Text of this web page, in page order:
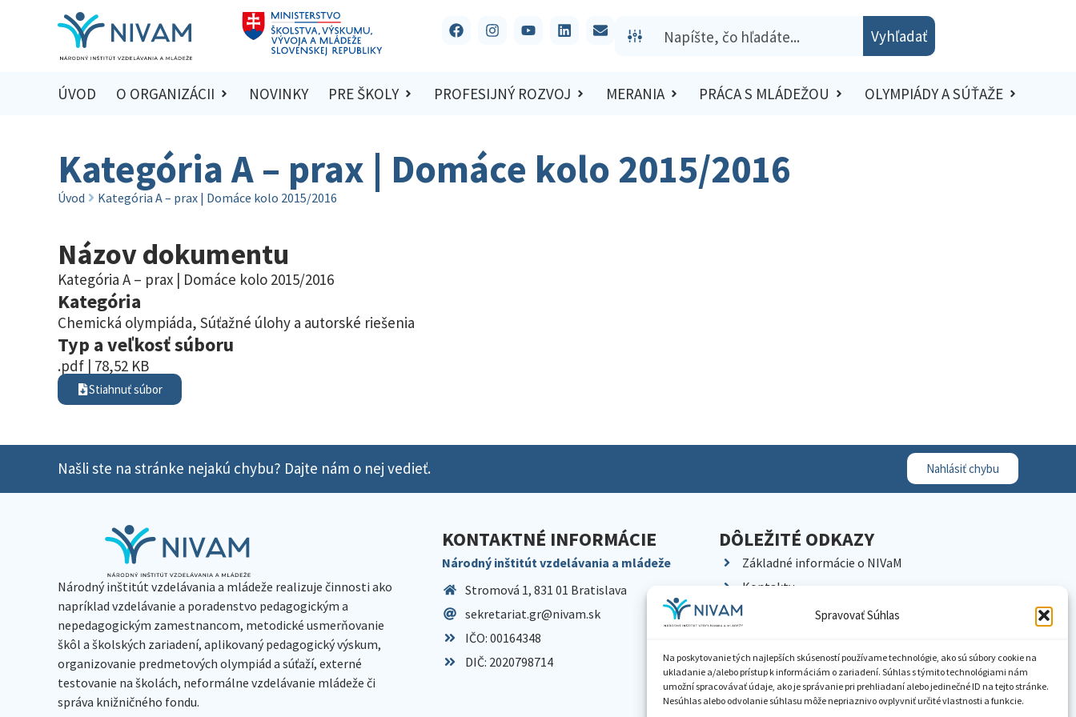
Spravovať Súhlas
Na poskytovanie tých najlepších skúseností používame technológie, ako sú súbory cookie na
ukladanie a/alebo prístup k informáciám o zariadení. Súhlas s týmito technológiami nám
umožní spracovávať údaje, ako je správanie pri prehliadaní alebo jedinečné ID na tejto stránke.
Nesúhlas alebo odvolanie súhlasu môže nepriaznivo ovplyvniť určité vlastnosti a funkcie.
Vyhľadať
ÚVOD O ORGANIZÁCII NOVINKY PRE ŠKOLY PROFESIJNÝ ROZVOJ MERANIA PRÁCA S MLÁDEŽOU OLYMPIÁDY A SÚŤAŽE
Kategória A – prax | Domáce kolo 2015/2016
Úvod Kategória A – prax | Domáce kolo 2015/2016
Názov dokumentu
Kategória A – prax | Domáce kolo 2015/2016
Kategória
Chemická olympiáda, Súťažné úlohy a autorské riešenia
Typ a veľkosť súboru
.pdf | 78,52 KB
Stiahnuť súbor
Našli ste na stránke nejakú chybu? Dajte nám o nej vedieť. Nahlásiť chybu
Národný inštitút vzdelávania a mládeže realizuje činnosti ako
napríklad vzdelávanie a poradenstvo pedagogickým a
nepedagogickým zamestnancom, metodické usmerňovanie
škôl a školských zariadení, aplikovaný pedagogický výskum,
organizovanie predmetových olympiád a súťaží, externé
testovanie na školách, neformálne vzdelávanie mládeže či
správa knižničného fondu.
KONTAKTNÉ INFORMÁCIE
Národný inštitút vzdelávania a mládeže
Stromová 1, 831 01 Bratislava
sekretariat.gr@nivam.sk
IČO: 00164348
DIČ: 2020798714
DÔLEŽITÉ ODKAZY
Základné informácie o NIVaM
Kontakty
Kariéra
Pracoviská NIVaM
Dokumenty inštitúcie
Knižnica